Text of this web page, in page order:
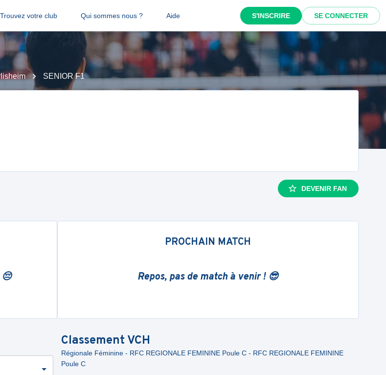
Trouvez votre club Qui sommes nous ? Aide S'INSCRIRE SE CONNECTER
SENIOR F1
DEVENIR FAN
PROCHAIN MATCH
Repos, pas de match à venir ! 😎
Classement VCH
Régionale Féminine - RFC REGIONALE FEMININE Poule C - RFC REGIONALE FEMININE
Poule C